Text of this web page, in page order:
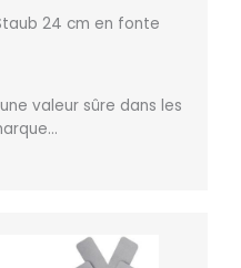
24 cm en fonte
valeur sûre dans les